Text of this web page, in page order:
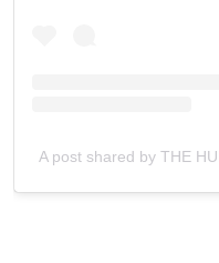
A post shared by THE
สมัครเพื่อไม่